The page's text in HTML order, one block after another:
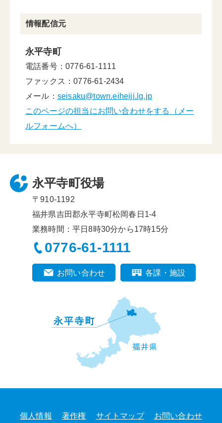
情報配信元
永平寺町
電話番号：0776-61-1111
ファックス：0776-61-2434
メール： seisaku@town.eiheiji.lg.jp
このページの担当にお問い合わせをする（メー
ルフォームへ）
永平寺町役場
〒910-1192
福井県吉田郡永平寺町松岡春日1-4
業務時間：平日8時30分から17時15分
0776-61-1111
お問い合わせ 各課・施設
個人情報 著作権 サイトマップ お問い合わせ